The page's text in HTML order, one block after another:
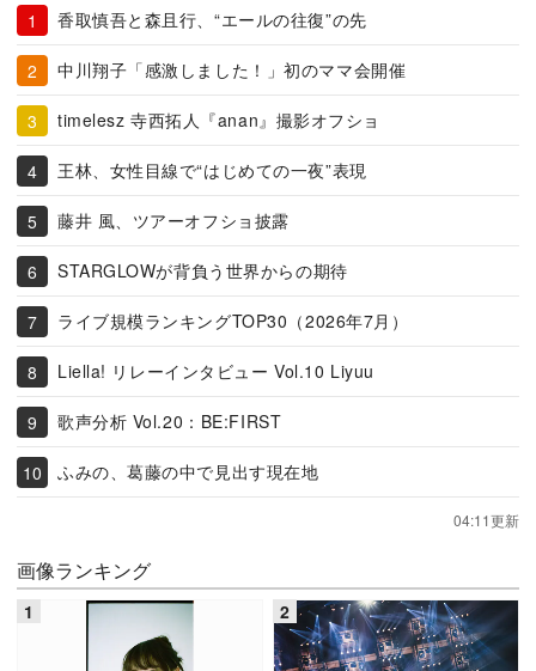
香取慎吾と森且行、“エールの往復”の先
中川翔子「感激しました！」初のママ会開催
timelesz 寺西拓人『anan』撮影オフショ
王林、女性目線で“はじめての一夜”表現
藤井 風、ツアーオフショ披露
STARGLOWが背負う世界からの期待
ライブ規模ランキングTOP30（2026年7月）
Liella! リレーインタビュー Vol.10 Liyuu
歌声分析 Vol.20：BE:FIRST
ふみの、葛藤の中で見出す現在地
04:11更新
画像ランキング